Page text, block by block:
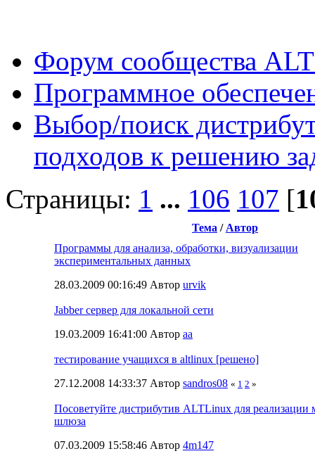
Форум сообщества
Программное
Выбор/поиск
подходов к решению
Страницы: 1 ... 106 107 [
Тема / Автор
Программы для анализа, обработки, визуализации
экспериментальных данных
28.03.2009 00:16:49 Автор urvik
Jabber сервер для локальной сети
19.03.2009 16:41:00 Автор aa
тестирование учащихся в altlinux [решено]
27.12.2008 14:33:37 Автор sandros08 « 1 2 »
Посоветуйте дистрибутив ALTLinux для реализации
шлюза
07.03.2009 15:58:46 Автор 4m147